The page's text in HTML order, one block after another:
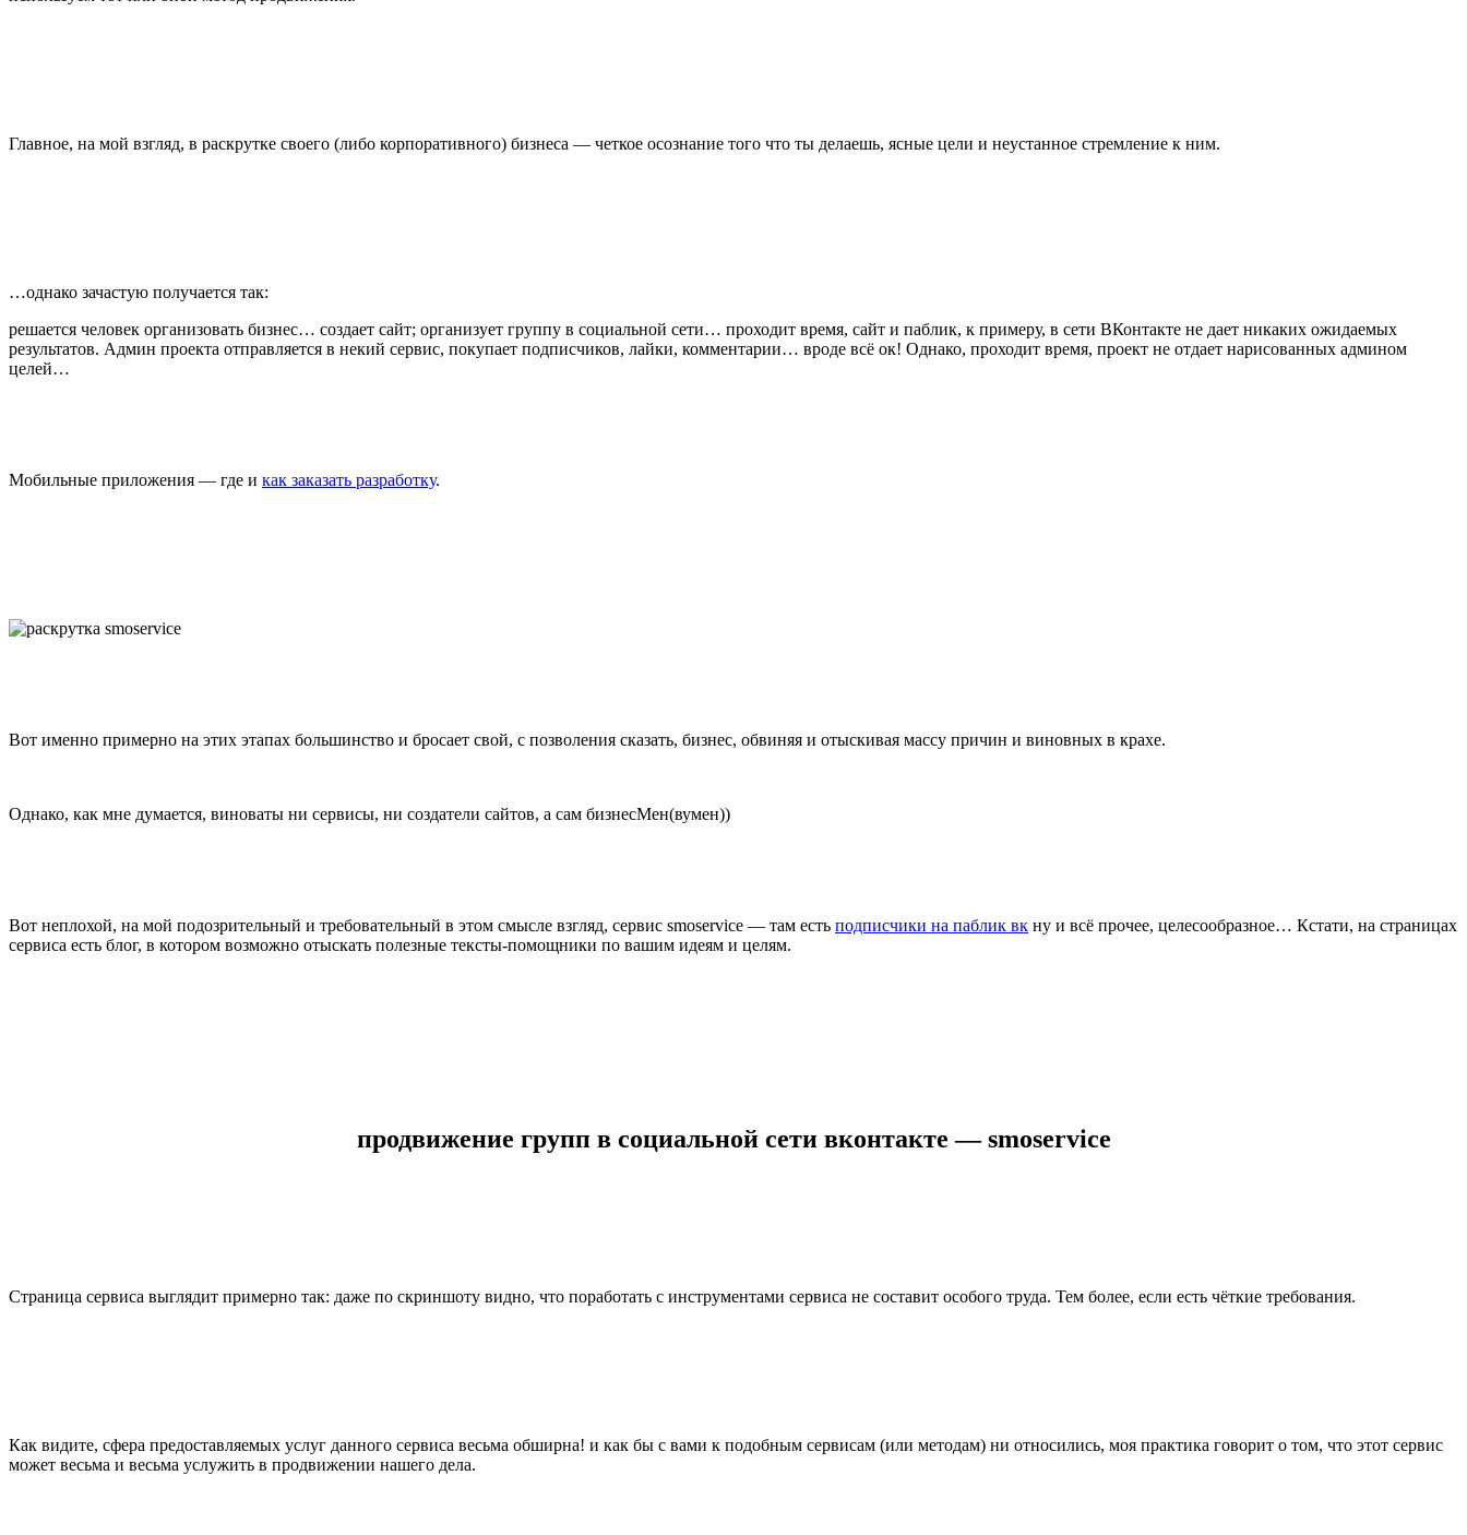
Главное, на мой взгляд, в раскрутке своего (либо корпоративного) бизнеса — четкое осознание того что ты делаешь, ясные цели и неустанное стремление к ним.
…однако зачастую получается так:
решается человек организовать бизнес… создает сайт; организует группу в социальной сети… проходит время, сайт и паблик, к примеру, в сети ВКонтакте не дает никаких ожидаемых
результатов. Админ проекта отправляется в некий сервис, покупает подписчиков, лайки, комментарии… вроде всё ок! Однако, проходит время, проект не отдает нарисованных админом
целей…
Мобильные приложения — где и как заказать разработку.
Вот именно примерно на этих этапах большинство и бросает свой, с позволения сказать, бизнес, обвиняя и отыскивая массу причин и виновных в крахе.
Однако, как мне думается, виноваты ни сервисы, ни создатели сайтов, а сам бизнесМен(вумен))
Вот неплохой, на мой подозрительный и требовательный в этом смысле взгляд, сервис smoservice — там есть подписчики на паблик вк ну и всё прочее, целесообразное… Кстати, на страницах
сервиса есть блог, в котором возможно отыскать полезные тексты-помощники по вашим идеям и целям.
продвижение групп в социальной сети вконтакте — smoservice
Страница сервиса выглядит примерно так: даже по скриншоту видно, что поработать с инструментами сервиса не составит особого труда. Тем более, если есть чёткие требования.
Как видите, сфера предоставляемых услуг данного сервиса весьма обширна! и как бы с вами к подобным сервисам (или методам) ни относились, моя практика говорит о том, что этот сервис
может весьма и весьма услужить в продвижении нашего дела.